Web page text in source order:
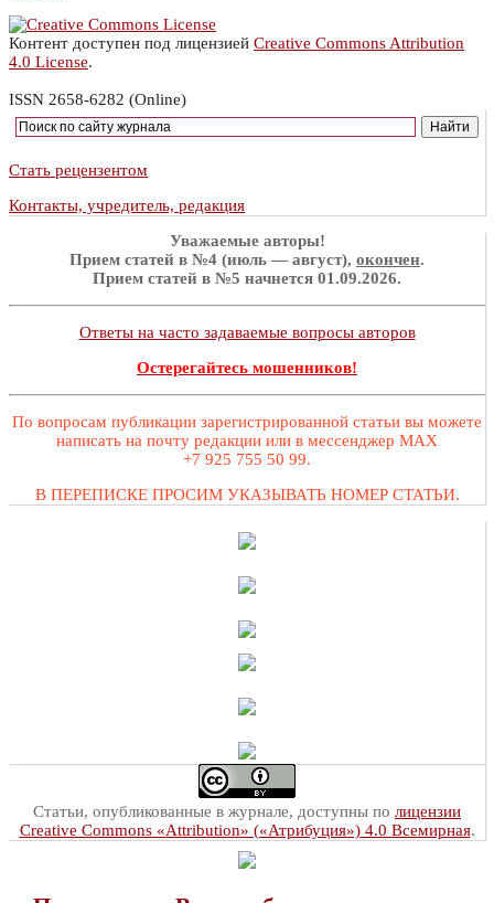
Контент доступен под лицензией Creative Commons Attribution
4.0 License.
ISSN 2658-6282 (Online)
Стать рецензентом
Контакты, учредитель, редакция
Уважаемые авторы!
Прием статей в №4 (июль — август), окончен.
Прием статей в №5 начнется 01.09.2026.
Ответы на часто задаваемые вопросы авторов
Остерегайтесь мошенников!
По вопросам публикации зарегистрированной статьи вы можете
написать на почту редакции или в мессенджер MAX
+7 925 755 50 99.
В ПЕРЕПИСКЕ ПРОСИМ УКАЗЫВАТЬ НОМЕР СТАТЬИ.
Статьи, опубликованные в журнале, доступны по лицензии
Creative Commons «Attribution» («Атрибуция») 4.0 Всемирная.